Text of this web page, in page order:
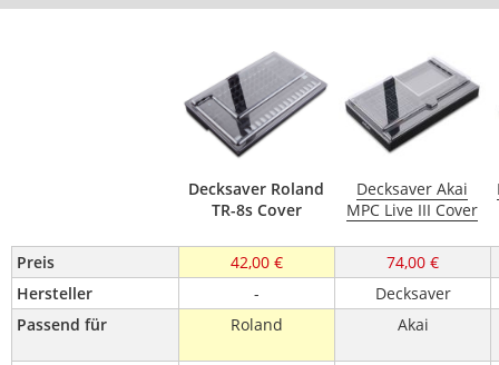
Decksaver Roland
TR-8s Cover
Decksaver Akai
MPC Live III Cover
Preis 42,00 €
74,00 €
Hersteller
-
Decksaver
Passend für
Roland Akai